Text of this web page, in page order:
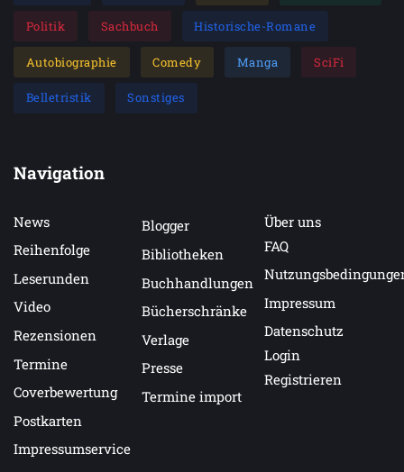
Politik Sachbuch Historische-Romane
Autobiographie Comedy Manga SciFi
Belletristik Sonstiges
Navigation
News
Reihenfolge
Leserunden
Video
Rezensionen
Termine
Coverbewertung
Postkarten
Impressumservice
Blogger
Bibliotheken
Buchhandlungen
Bücherschränke
Verlage
Presse
Termine import
Über uns
FAQ
Impressum
Datenschutz
Login
Registrieren